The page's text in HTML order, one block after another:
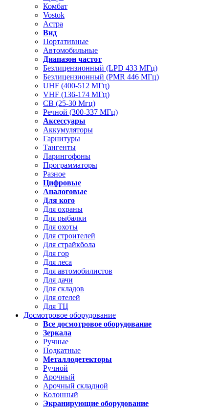
Комбат
Vostok
Астра
Вид
Портативные
Автомобильные
Диапазон частот
Безлицензионный (LPD 433 МГц)
Безлицензионный (PMR 446 МГц)
UHF (400-512 МГц)
VHF (136-174 МГц)
CB (25-30 Мгц)
Речной (300-337 МГц)
Аксессуары
Аккумуляторы
Гарнитуры
Тангенты
Ларингофоны
Программаторы
Разное
Цифровые
Аналоговые
Для кого
Для охраны
Для рыбалки
Для охоты
Для строителей
Для страйкбола
Для гор
Для леса
Для автомобилистов
Для дачи
Для складов
Для отелей
Для ТЦ
Досмотровое оборудование
Все досмотровое оборудование
Зеркала
Ручные
Подкатные
Металлодетекторы
Ручной
Арочный
Арочный складной
Колонный
Экранирующие оборудование